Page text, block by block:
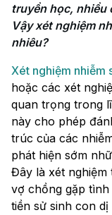
truyền học, nhiều
Vậy xét nghiệm
nhiêu?
Xét nghiệm nhiễm
hoặc các xét
quan trọng trong
này cho phép
trúc của các
phát hiện sớm
Đây là xét
vợ chồng gặp tình
tiền sử sinh con